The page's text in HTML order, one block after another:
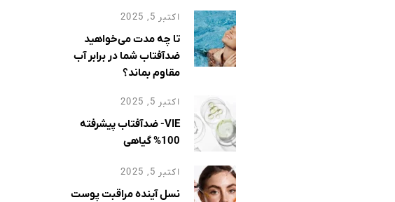
اکتبر 5, 2025
تا چه مدت می‌خواهید
ضدآفتاب شما در برابر آب
مقاوم بماند؟
اکتبر 5, 2025
VIE- ضدآفتاب پیشرفته
100% گیاهی
اکتبر 5, 2025
نسل آینده مراقبت پوست